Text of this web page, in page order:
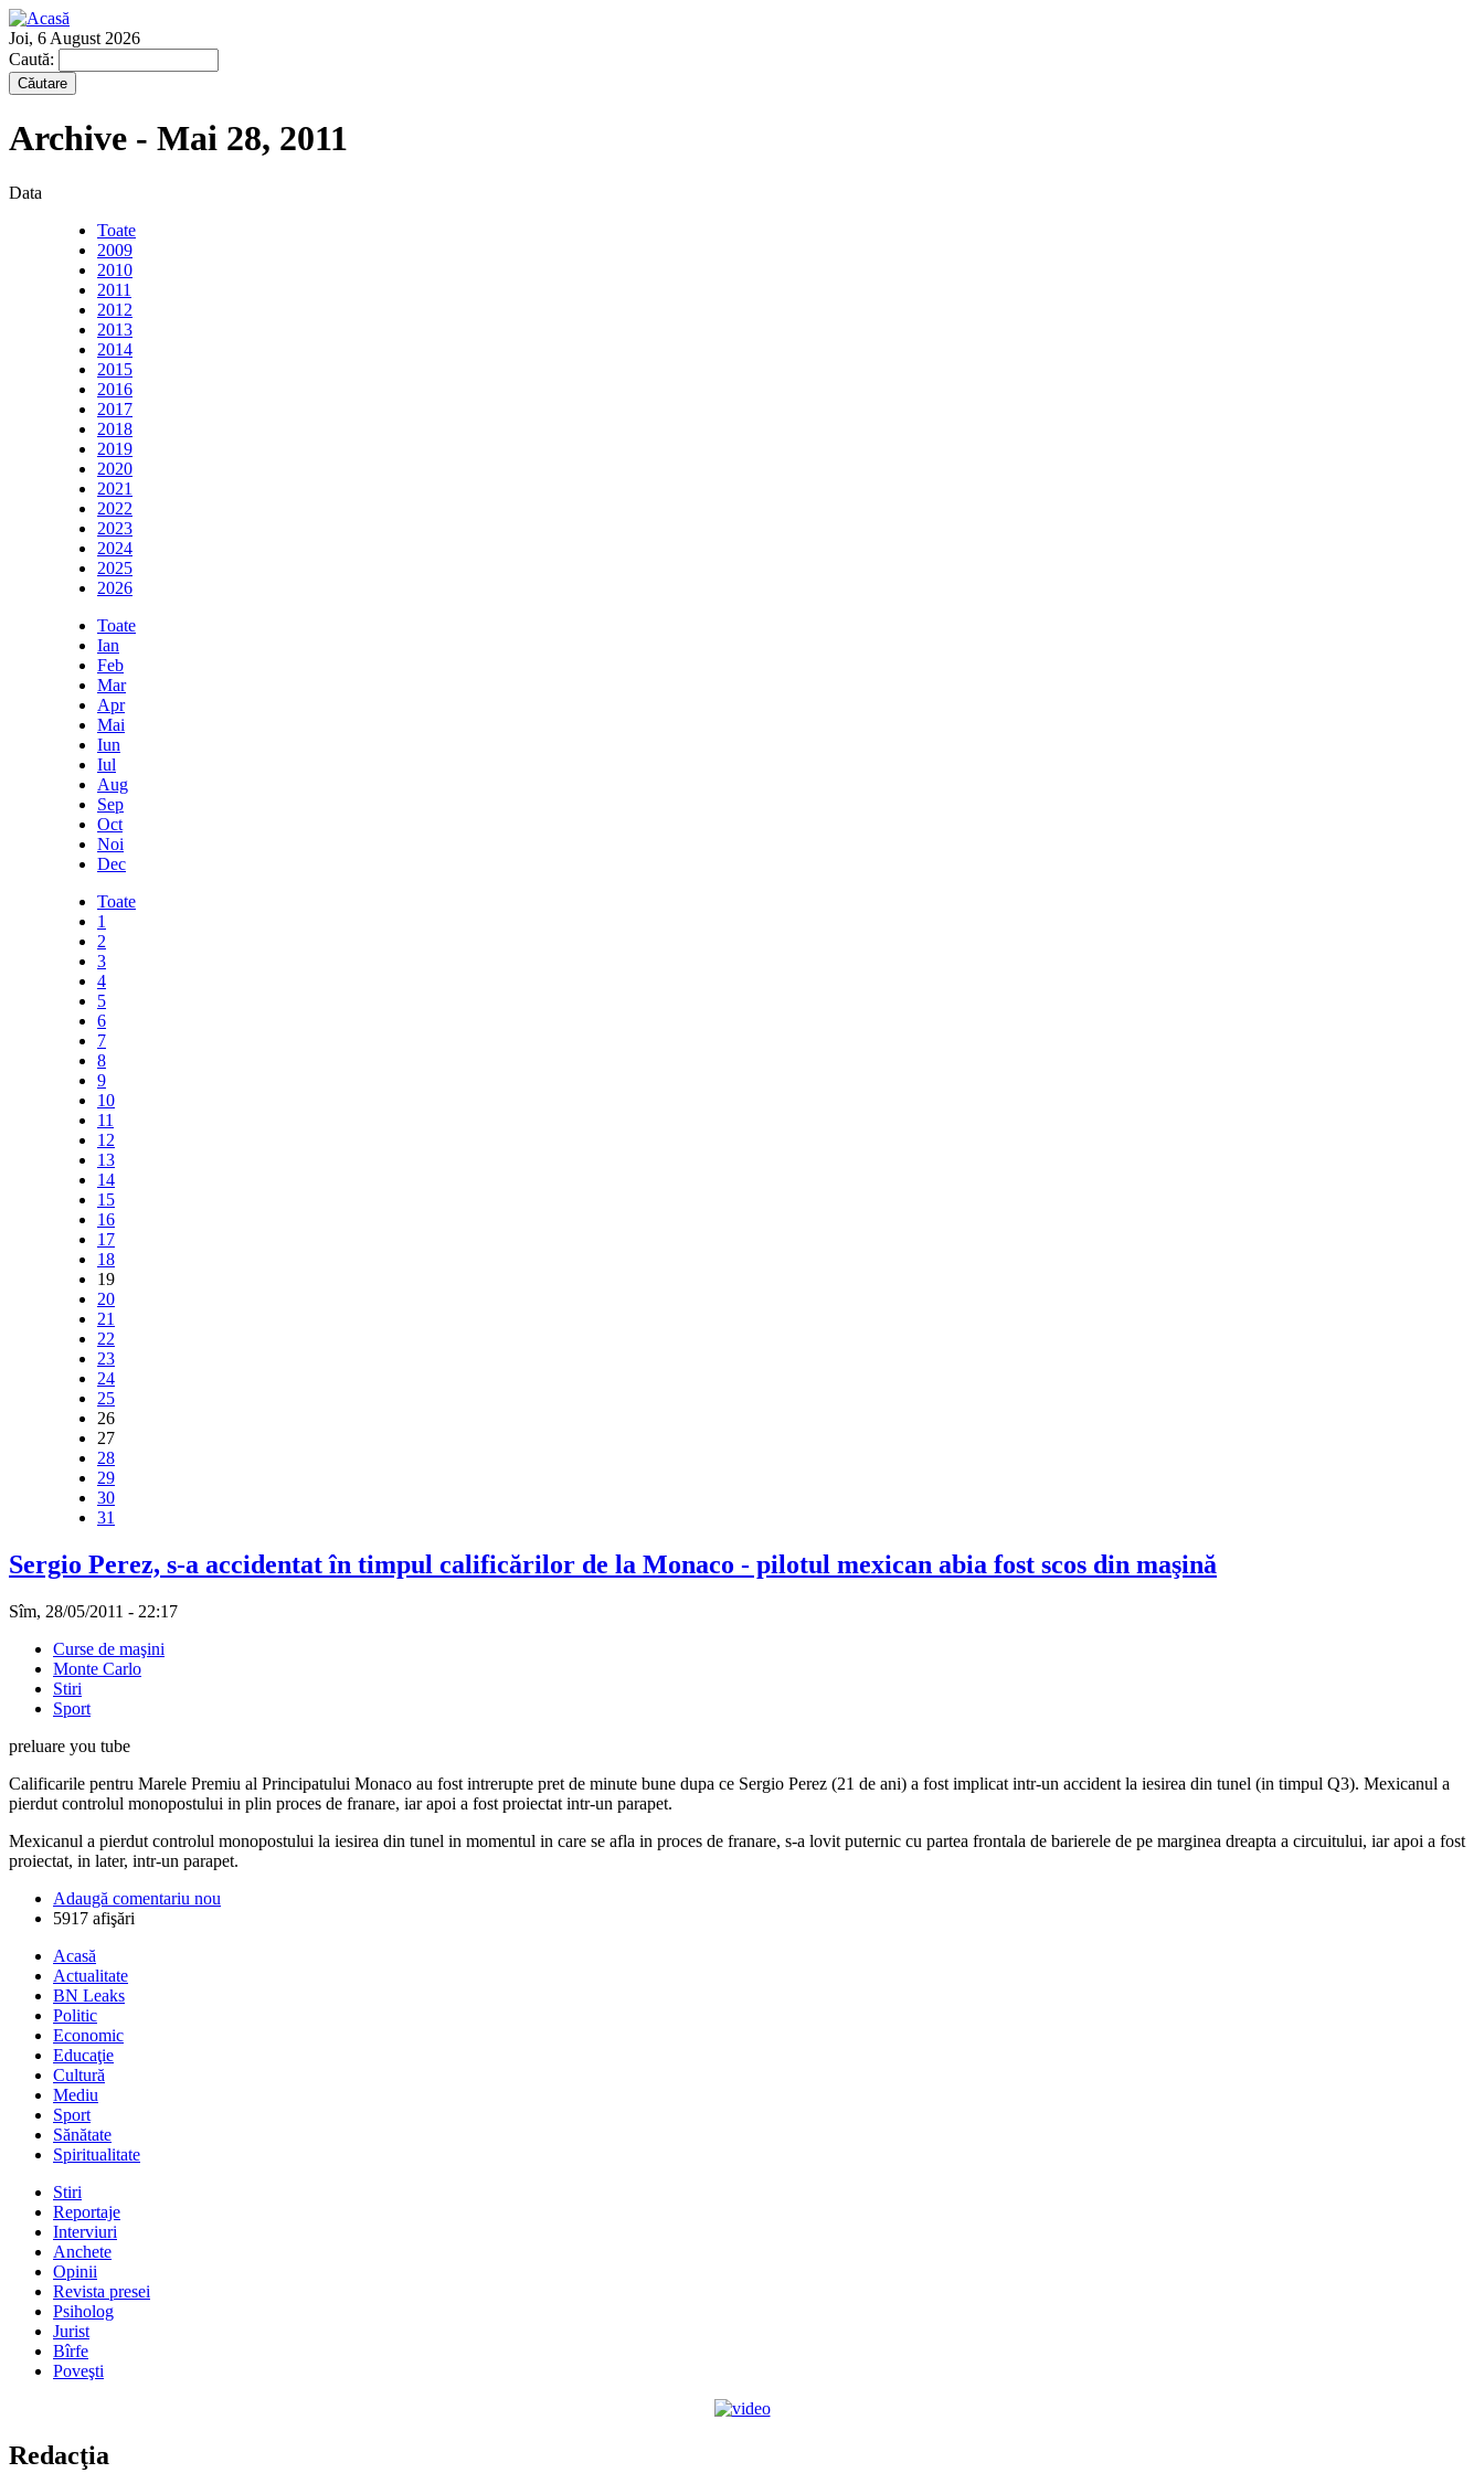
Joi, 6 August 2026
Caută:
Archive - Mai 28, 2011
Data
Toate
2009
2010
2011
2012
2013
2014
2015
2016
2017
2018
2019
2020
2021
2022
2023
2024
2025
2026
Toate
Ian
Feb
Mar
Apr
Mai
Iun
Iul
Aug
Sep
Oct
Noi
Dec
Toate
1
2
3
4
5
6
7
8
9
10
11
12
13
14
15
16
17
18
19
20
21
22
23
24
25
26
27
28
29
30
31
Sergio Perez, s-a accidentat în timpul calificărilor de la Monaco - pilotul mexican abia fost scos din maşină
Sîm, 28/05/2011 - 22:17
Curse de maşini
Monte Carlo
Stiri
Sport
preluare you tube
Calificarile pentru Marele Premiu al Principatului Monaco au fost intrerupte pret de minute bune dupa ce Sergio Perez (21 de ani) a fost implicat intr-un accident la iesirea din tunel (in timpul Q3). Mexicanul a
pierdut controlul monopostului in plin proces de franare, iar apoi a fost proiectat intr-un parapet.
Mexicanul a pierdut controlul monopostului la iesirea din tunel in momentul in care se afla in proces de franare, s-a lovit puternic cu partea frontala de barierele de pe marginea dreapta a circuitului, iar apoi a fost
proiectat, in later, intr-un parapet.
Adaugă comentariu nou
5917 afişări
Acasă
Actualitate
BN Leaks
Politic
Economic
Educaţie
Cultură
Mediu
Sport
Sănătate
Spiritualitate
Stiri
Reportaje
Interviuri
Anchete
Opinii
Revista presei
Psiholog
Jurist
Bîrfe
Poveşti
Redacţia